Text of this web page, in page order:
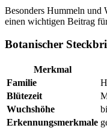
Besonders Hummeln und
einen wichtigen Beitrag
Botanischer
Merkmal
Familie
Blütezeit
Wuchshöhe
Erkennungsmerkmale